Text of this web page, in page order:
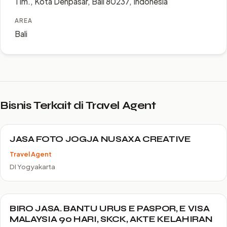
AREA
Bali
Bisnis Terkait di Travel Agent
JASA FOTO JOGJA NUSAXA CREATIVE
Travel Agent
DI Yogyakarta
BIRO JASA. BANTU URUS E PASPOR, E VISA
MALAYSIA 90 HARI, SKCK, AKTE KELAHIRAN